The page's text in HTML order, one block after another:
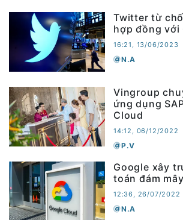
Twitter từ
hợp đồng với
16:21, 13/06/2023
N.A
Vingroup
ứng dụng
Cloud
14:12, 06/12/2022
P.V
Google xây
toán đám
12:36, 26/07/2022
N.A